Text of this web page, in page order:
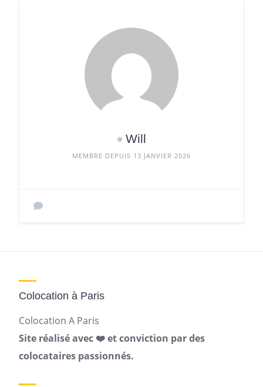
Will
MEMBRE DEPUIS 13 JANVIER 2026
Colocation à Paris
Colocation A Paris
Site réalisé avec ❤️ et conviction par des
colocataires passionnés.